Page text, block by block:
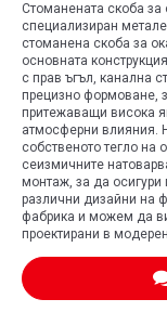
Стоманената скоба
специализиран
стоманена скоба за
основната
с прав ъгъл, канална
прецизно формоване,
притежаващи висока
атмосферни влияния.
собственото тегло на
сеизмичните
монтаж, за да
различни дизайни на
фабрика и можем да
проектирани в